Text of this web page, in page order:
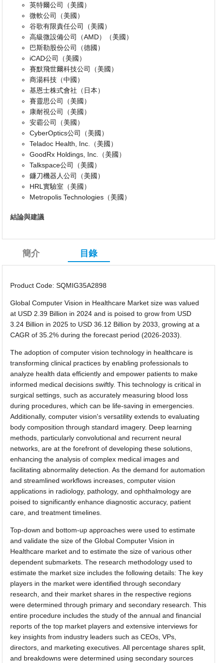
英特爾公司（美國）
微軟公司（美國）
谷歌有限責任公司（美國）
高級微設備公司（AMD）（美國）
巴斯勒股份公司（德國）
iCAD公司（美國）
賽默飛世爾科技公司（美國）
商湯科技（中國）
基恩士株式會社（日本）
賽靈思公司（美國）
康耐視公司（美國）
安霸公司（美國）
Cyber​​Optics公司（美國）
Teladoc Health, Inc.（美國）
GoodRx Holdings, Inc.（美國）
Talkspace公司（美國）
鐮刀機器人公司（美國）
HRL實驗室（美國）
Metropolis Technologies（美國）
結論與建議
簡介 目錄
Product Code: SQMIG35A2898
Global Computer Vision in Healthcare Market size was valued
at USD 2.39 Billion in 2024 and is poised to grow from USD
3.24 Billion in 2025 to USD 36.12 Billion by 2033, growing at a
CAGR of 35.2% during the forecast period (2026-2033).
The adoption of computer vision technology in healthcare is
transforming clinical practices by enabling professionals to
analyze health data efficiently and empower patients to make
informed medical decisions swiftly. This technology is critical in
surgical settings, such as accurately measuring blood loss
during procedures, which can be life-saving in emergencies.
Additionally, computer vision's versatility extends to evaluating
body composition through standard imagery. Deep learning
methods, particularly convolutional and recurrent neural
networks, are at the forefront of developing these solutions,
enhancing the analysis of complex medical images and
facilitating abnormality detection. As the demand for automation
and streamlined workflows increases, computer vision
applications in radiology, pathology, and ophthalmology are
poised to significantly enhance diagnostic accuracy, patient
care, and treatment timelines.
Top-down and bottom-up approaches were used to estimate
and validate the size of the Global Computer Vision in
Healthcare market and to estimate the size of various other
dependent submarkets. The research methodology used to
estimate the market size includes the following details: The key
players in the market were identified through secondary
research, and their market shares in the respective regions
were determined through primary and secondary research. This
entire procedure includes the study of the annual and financial
reports of the top market players and extensive interviews for
key insights from industry leaders such as CEOs, VPs,
directors, and marketing executives. All percentage shares split,
and breakdowns were determined using secondary sources